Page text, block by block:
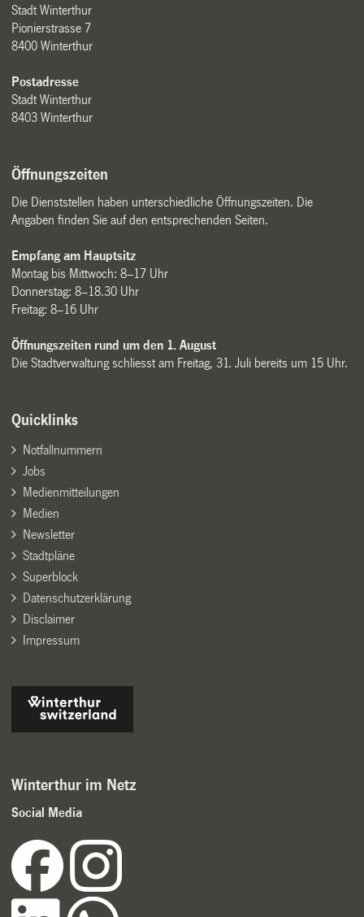
Stadt Winterthur
Pionierstrasse 7
8400 Winterthur
Postadresse
Stadt Winterthur
8403 Winterthur
Öffnungszeiten
Die Dienststellen haben unterschiedliche Öffnungszeiten. Die
Angaben finden Sie auf den entsprechenden Seiten.
Empfang am Hauptsitz
Montag bis Mittwoch: 8–17 Uhr
Donnerstag: 8–18.30 Uhr
Freitag: 8–16 Uhr
Öffnungszeiten rund um den 1. August
Die Stadtverwaltung schliesst am Freitag, 31. Juli bereits um 15 Uhr.
Quicklinks
Notfallnummern
Jobs
Medienmitteilungen
Medien
Newsletter
Stadtpläne
Superblock
Datenschutzerklärung
Disclaimer
Impressum
Winterthur im Netz
Social Media